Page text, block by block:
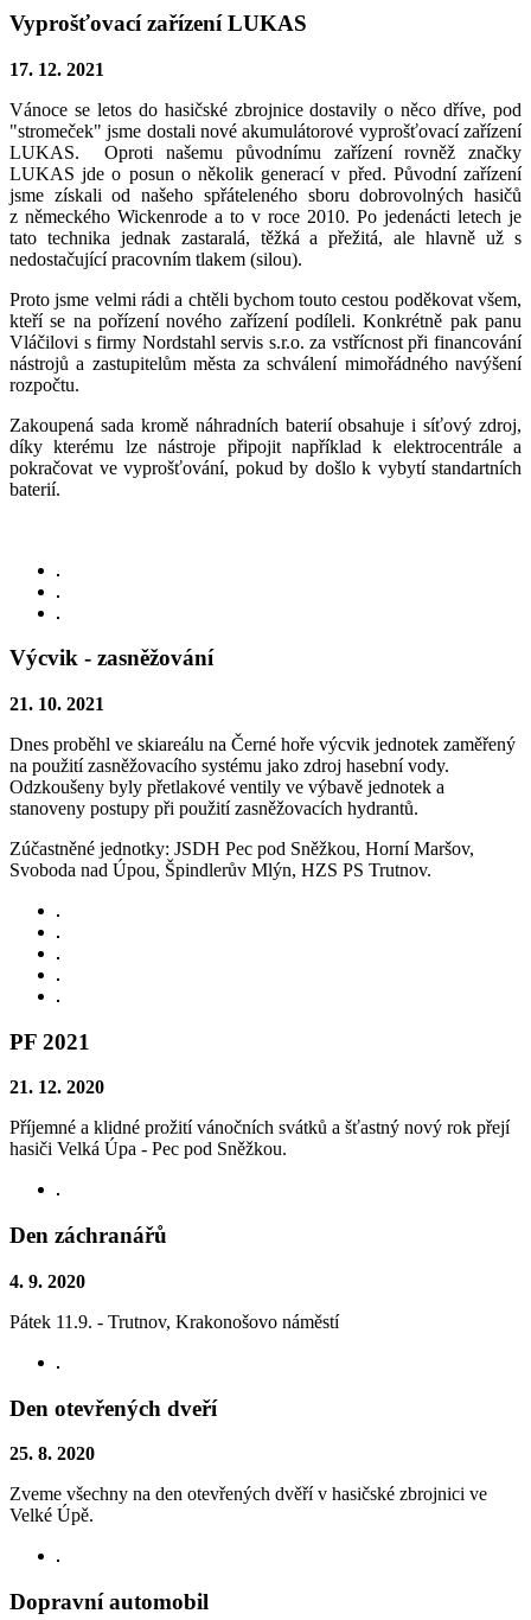
Vyprošťovací zařízení LUKAS
17. 12. 2021
Vánoce se letos do hasičské zbrojnice dostavily o něco dříve, pod
"stromeček" jsme dostali nové akumulátorové vyprošťovací zařízení
LUKAS. Oproti našemu původnímu zařízení rovněž značky
LUKAS jde o posun o několik generací v před. Původní zařízení
jsme získali od našeho spřáteleného sboru dobrovolných hasičů
z německého Wickenrode a to v roce 2010. Po jedenácti letech je
tato technika jednak zastaralá, těžká a přežitá, ale hlavně už s
nedostačující pracovním tlakem (silou).
Proto jsme velmi rádi a chtěli bychom touto cestou poděkovat všem,
kteří se na pořízení nového zařízení podíleli. Konkrétně pak panu
Vláčilovi s firmy Nordstahl servis s.r.o. za vstřícnost při financování
nástrojů a zastupitelům města za schválení mimořádného navýšení
rozpočtu.
Zakoupená sada kromě náhradních baterií obsahuje i síťový zdroj,
díky kterému lze nástroje připojit například k elektrocentrále a
pokračovat ve vyprošťování, pokud by došlo k vybytí standartních
baterií.
Výcvik - zasněžování
21. 10. 2021
Dnes proběhl ve skiareálu na Černé hoře výcvik jednotek zaměřený
na použití zasněžovacího systému jako zdroj hasební vody.
Odzkoušeny byly přetlakové ventily ve výbavě jednotek a
stanoveny postupy při použití zasněžovacích hydrantů.
Zúčastněné jednotky: JSDH Pec pod Sněžkou, Horní Maršov,
Svoboda nad Úpou, Špindlerův Mlýn, HZS PS Trutnov.
PF 2021
21. 12. 2020
Příjemné a klidné prožití vánočních svátků a šťastný nový rok přejí
hasiči Velká Úpa - Pec pod Sněžkou.
Den záchranářů
4. 9. 2020
Pátek 11.9. - Trutnov, Krakonošovo náměstí
Den otevřených dveří
25. 8. 2020
Zveme všechny na den otevřených dvěří v hasičské zbrojnici ve
Velké Úpě.
Dopravní automobil